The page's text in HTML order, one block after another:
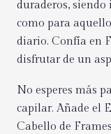
duraderos,
como para
diario. Confía en
disfrutar de un
No esperes más
capilar. Añade el
Cabello de